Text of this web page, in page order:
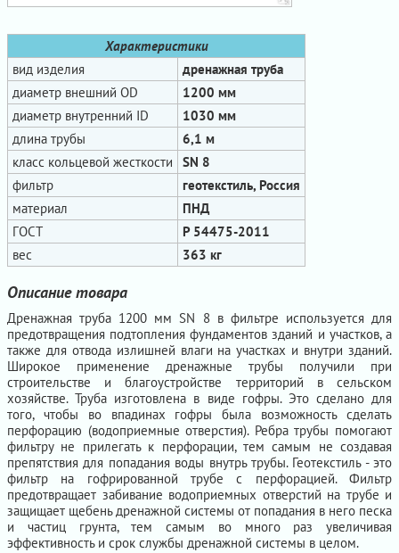
Характеристики
вид изделия
дренажная труба
диаметр внешний OD
1200 мм
диаметр внутренний ID
1030 мм
длина трубы
6,1 м
класс кольцевой жесткости
SN 8
фильтр
геотекстиль, Россия
материал
ПНД
ГОСТ
Р 54475-2011
вес
363 кг
Описание товара
Дренажная труба 1200 мм SN 8 в фильтре используется для
предотвращения подтопления фундаментов зданий и участков, а
также для отвода излишней влаги на участках и внутри зданий.
Широкое применение дренажные трубы получили при
строительстве и благоустройстве территорий в сельском
хозяйстве. Труба изготовлена в виде гофры. Это сделано для
того, чтобы во впадинах гофры была возможность сделать
перфорацию (водоприемные отверстия). Ребра трубы помогают
фильтру не прилегать к перфорации, тем самым не создавая
препятствия для попадания воды внутрь трубы. Геотекстиль - это
фильтр на гофрированной трубе с перфорацией. Фильтр
предотвращает забивание водоприемных отверстий на трубе и
защищает щебень дренажной системы от попадания в него песка
и частиц грунта, тем самым во много раз увеличивая
эффективность и срок службы дренажной системы в целом.